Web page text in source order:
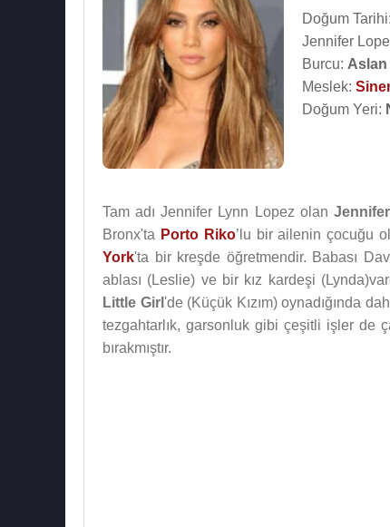
Doğum Tarihi:
Jennifer
Burcu: Aslan
Meslek:
Doğum Yeri:
Tam adı Jennifer Lynn Lopez olan
Bronx'ta Porto Riko’lu bir ailenin çocuğu
York'ta bir kreşde öğretmendir. Babası
ablası (Leslie) ve bir kız kardeşi
Little Girl 'de (Küçük Kızım) oynadığında
tezgahtarlık, garsonluk gibi çeşitli işler de
bırakmıştır.